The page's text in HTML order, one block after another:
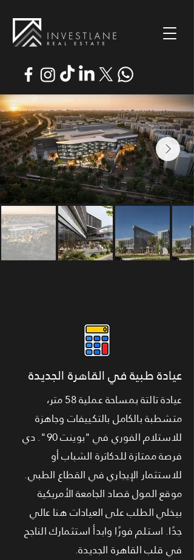
عيادة طبية في القاهرة الجديدة
عيادة تالتة بمساحة عملية 58 متر،
متشطبة بالكامل بالتكييفات وجاهزة
للاستلام الفوري في "بوينت 90". دي
فرصة ممتازة للدكاترة الشباب أو
للاستثمار الإيجاري في القطاع الطبي.
موقع المول قصاد الجامعة الأمريكية
بيخلي الطلب على العيادات هنا عالي
جدًا. استلم فورًا وابدأ استثمارك الناجح
في قلب القاهرة الجديدة.